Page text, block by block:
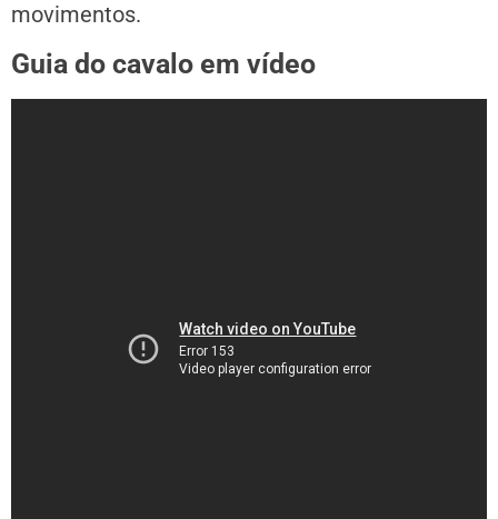
movimentos.
Guia do cavalo em vídeo